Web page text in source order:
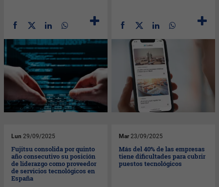
Lun 29/09/2025
Fujitsu consolida por quinto
año consecutivo su posición
de liderazgo como proveedor
de servicios tecnológicos en
España
Mar 23/09/2025
Más del 40% de las empresas
tiene dificultades para cubrir
puestos tecnológicos